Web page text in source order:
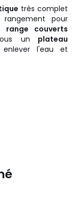
très complet
pour
range couverts
un plateau
l'eau et
39cm x largeur